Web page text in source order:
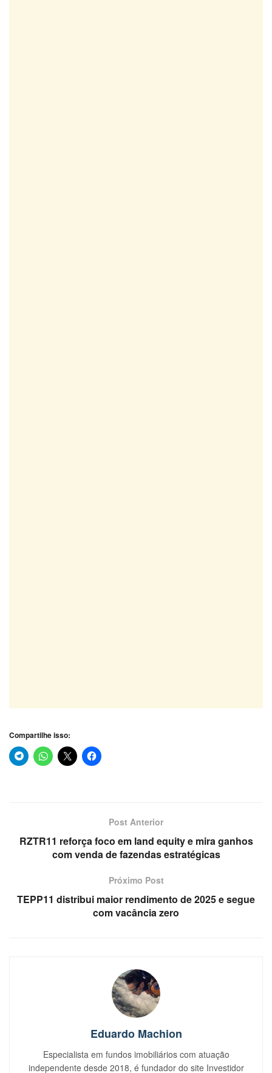
Compartilhe isso:
Post Anterior
RZTR11 reforça foco em land equity e mira ganhos
com venda de fazendas estratégicas
Próximo Post
TEPP11 distribui maior rendimento de 2025 e segue
com vacância zero
Eduardo Machion
Especialista em fundos imobiliários com atuação
independente desde 2018, é fundador do site Investidor